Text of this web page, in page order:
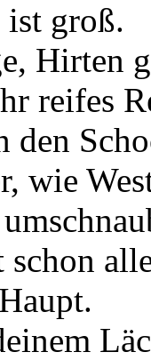
ist groß.
Hirten
reifes
den
wie